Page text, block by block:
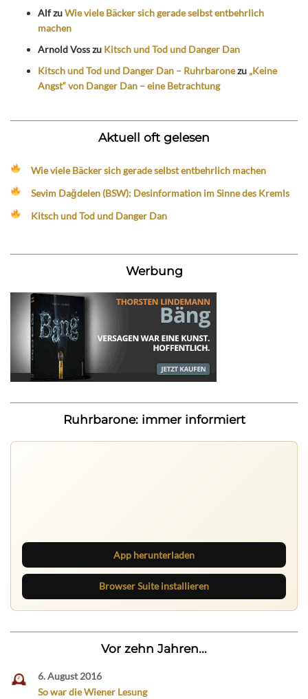
AlfzuWie viele Bäcker sich gerade selbst entbehrlich
machen
Arnold Vosszu Kitsch und Tod und Danger Dan
Kitsch und Tod und Danger Dan – Ruhrbaronezu „Keine
Angst“ von Danger Dan – eine Betrachtung
Aktuell oft gelesen
Wie viele Bäcker sich gerade selbst entbehrlich machen
Sevim Dağdelen (BSW): Desinformation im Sinne des Kremls
Kitsch und Tod und Danger Dan
Werbung
Ruhrbarone: immer informiert
App herunterladen
Browser Suite installieren
Vor zehn Jahren...
6. August 2016
So war die Wiener Lesung